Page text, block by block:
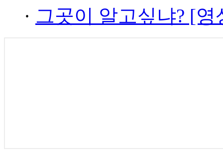
· 그곳이 알고싶냐? [